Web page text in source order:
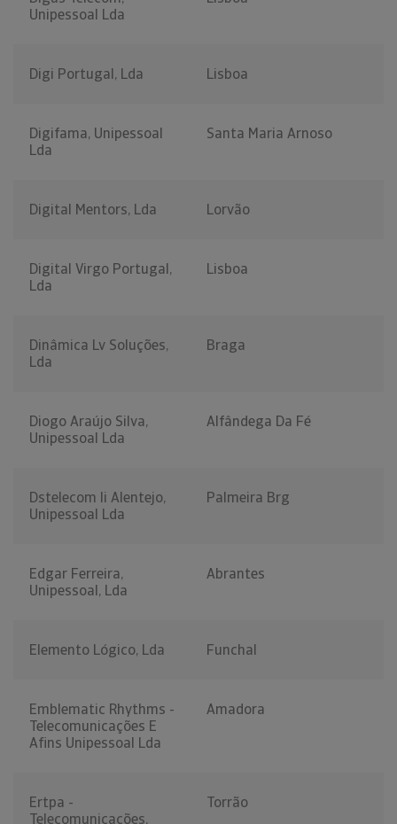
Unipessoal Lda
Digi Portugal, Lda Lisboa
Digifama, Unipessoal
Lda
Santa Maria Arnoso
Digital Mentors, Lda Lorvão
Digital Virgo Portugal,
Lda
Lisboa
Dinâmica Lv Soluções,
Lda
Braga
Diogo Araújo Silva,
Unipessoal Lda
Alfândega Da Fé
Dstelecom Ii Alentejo,
Unipessoal Lda
Palmeira Brg
Edgar Ferreira,
Unipessoal, Lda
Abrantes
Elemento Lógico, Lda Funchal
Emblematic Rhythms -
Telecomunicações E
Afins Unipessoal Lda
Amadora
Ertpa -
Telecomunicações,
Torrão